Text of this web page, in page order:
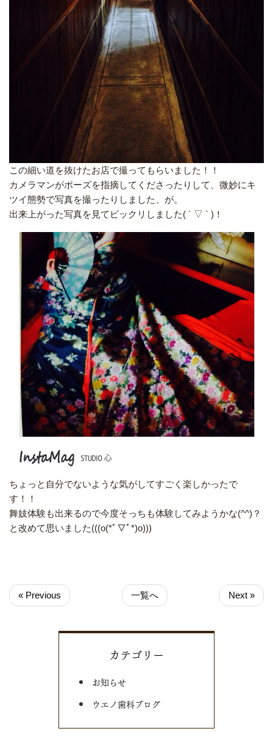
この細い道を抜けたお店で撮ってもらいました！！
カメラマンがポーズを指摘してくださったりして、微妙にキ
ツイ態勢で写真を撮ったりしました、が。
出来上がった写真を見てビックリしました( ´ ▽ ` )！
ちょっと自分でないような気がしてすごく楽しかったで
す！！
舞妓体験も出来るので今度そっちも体験してみようかな(^^)？
と改めて思いました(((o(*ﾟ▽ﾟ*)o)))
« Previous 一覧へ Next »
カテゴリー
お知らせ
ウエノ歯科ブログ